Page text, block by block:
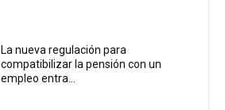
La nueva regulación para
compatibilizar la pensión con un
empleo entra...